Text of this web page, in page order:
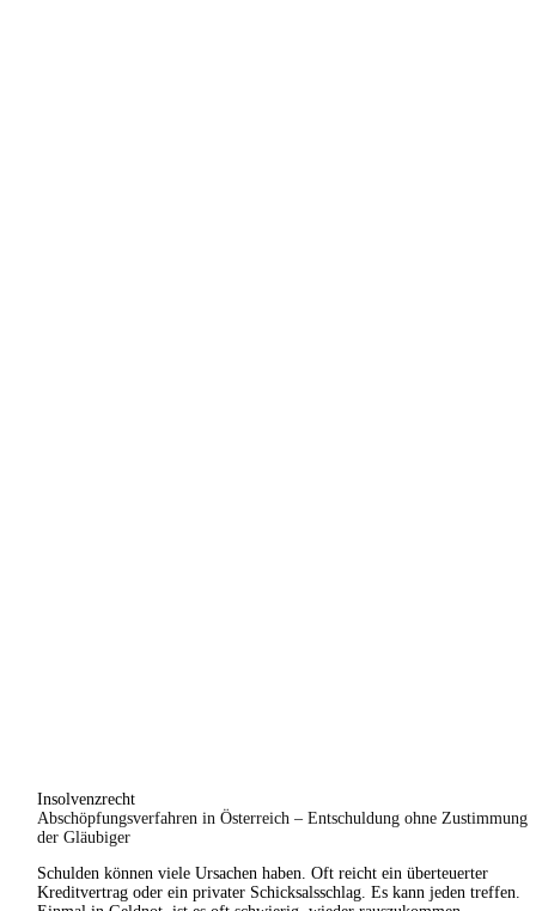
Insolvenzrecht
Abschöpfungsverfahren in Österreich – Entschuldung ohne Zustimmung
der Gläubiger
Schulden können viele Ursachen haben. Oft reicht ein überteuerter
Kreditvertrag oder ein privater Schicksalsschlag. Es kann jeden treffen.